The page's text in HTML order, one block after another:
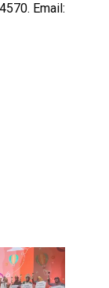
Email: